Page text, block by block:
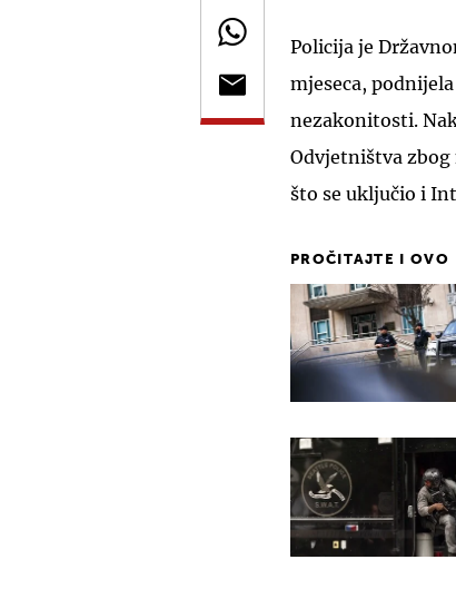
Policija je
mjeseca,
nezakonitosti.
Odvjetništva
što se uključio i
PROČITAJTE I OVO